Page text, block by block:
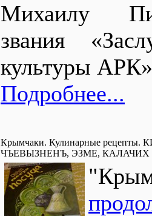
Михаилу
звания
культуры
Подробнее...
Крымчаки. Кулинарные
ЧЪЕВЫЗНЕНЪ, ЭЗМЕ, КАЛАЧИХ